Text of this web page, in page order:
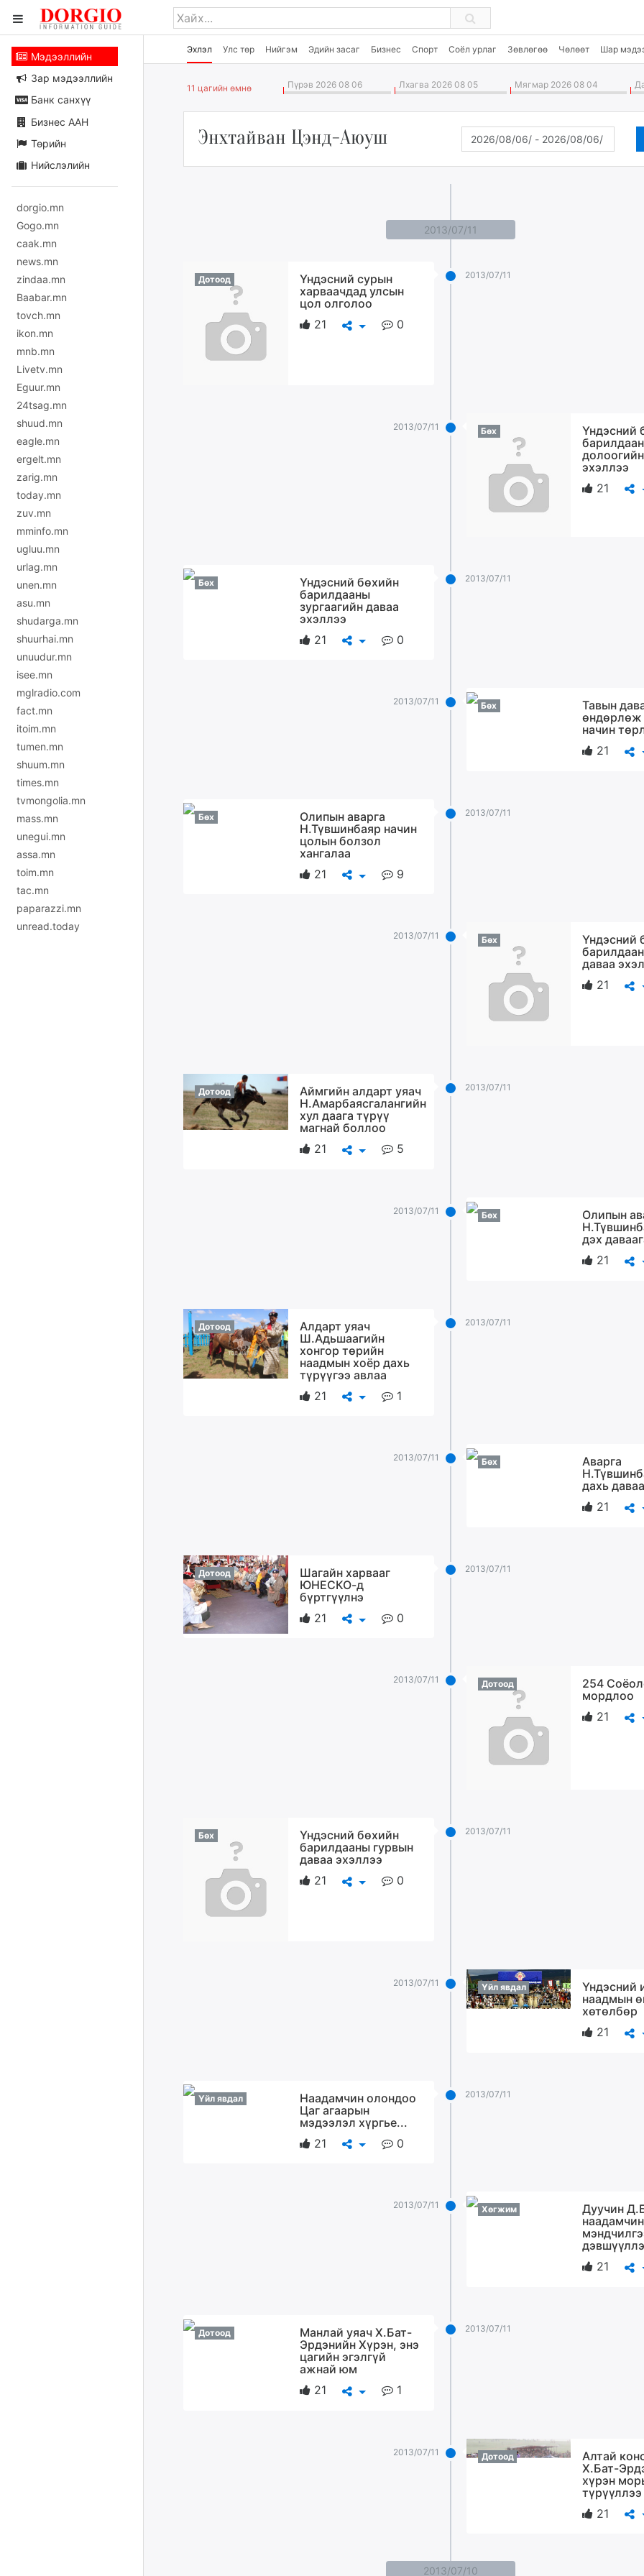
Эхлэл Улс төр Нийгэм Эдийн засаг Бизнес Спорт Соёл урлаг Зөвлөгөө Чөлөөт Шар
Мэдээллийн
Зар мэдээллийн
Банк санхүү
Бизнес ААН
Төрийн
Нийслэлийн
dorgio.mn
Gogo.mn
caak.mn
news.mn
zindaa.mn
Baabar.mn
tovch.mn
ikon.mn
mnb.mn
Livetv.mn
Eguur.mn
24tsag.mn
shuud.mn
eagle.mn
ergelt.mn
zarig.mn
today.mn
zuv.mn
mminfo.mn
ugluu.mn
urlag.mn
unen.mn
asu.mn
shudarga.mn
shuurhai.mn
unuudur.mn
isee.mn
mglradio.com
fact.mn
itoim.mn
tumen.mn
shuum.mn
times.mn
tvmongolia.mn
mass.mn
unegui.mn
assa.mn
toim.mn
tac.mn
paparazzi.mn
unread.today
11 цагийн өмнө Пүрэв 2026 08 06 Лхагва 2026 08 05 Мягмар 2026 08 04
Энхтайван Цэнд-Аюуш
2013/07/11
2013/07/11
Дотоод
Үндэсний сурын
харваачдад улсын
цол олголоо
21
0
2013/07/11 Бөх
Үндэсний
эхэллээ
21
2013/07/11
Бөх
Үндэсний бөхийн
барилдааны
зургаагийн даваа
эхэллээ
21
0
2013/07/11 Бөх
Тавын
өндөрлөж
начин
21
2013/07/11
Бөх
Олипын аварга
Н.Түвшинбаяр начин
цолын болзол
хангалаа
21
9
2013/07/11 Бөх
Үндэсний
даваа
21
2013/07/11
Дотоод
Аймгийн алдарт уяач
Н.Амарбаясгалангийн
хул даага түрүү
магнай боллоо
21
5
2013/07/11 Бөх
Олипын
дэх
21
2013/07/11
Дотоод
Алдарт уяач
Ш.Адьшаагийн
хонгор төрийн
наадмын хоёр дахь
түрүүгээ авлаа
21
1
2013/07/11 Бөх
Аварга
дахь
21
2013/07/11
Дотоод
Шагайн харвааг
ЮНЕСКО-д
бүртгүүлнэ
21
0
2013/07/11 Дотоод
254
мордлоо
21
2013/07/11
Бөх
Үндэсний бөхийн
барилдааны гурвын
даваа эхэллээ
21
0
2013/07/11 Үйл явдал
Үндэсний
наадмын
хөтөлбөр
21
2013/07/11
Үйл явдал
Наадамчин олондоо
Цаг агаарын
мэдээлэл хүргье...
21
0
2013/07/11 Хөгжим
Дуучин
21
2013/07/11
Дотоод
Манлай уяач Х.Бат-
Эрдэнийн Хүрэн, энэ
цагийн эгэлгүй
ажнай юм
21
1
2013/07/11 Дотоод
Алтай
Х.Бат-
хүрэн
түрүүллээ
21
2013/07/10